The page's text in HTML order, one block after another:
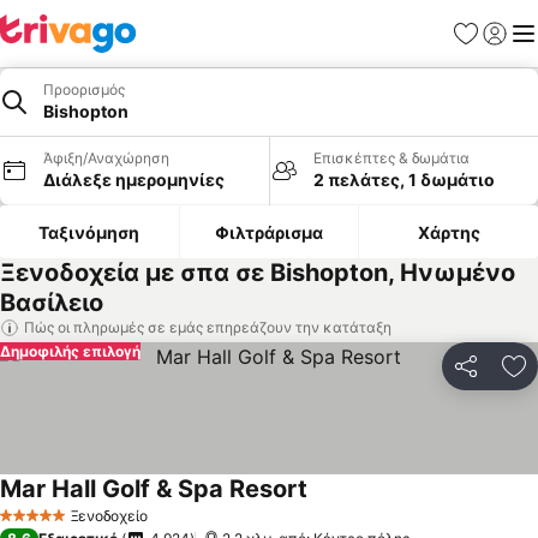
Προορισμός
Bishopton
Άφιξη/Αναχώρηση
Διάλεξε ημερομηνίες
Επισκέπτες & δωμάτια
2 πελάτες, 1 δωμάτιο
Ταξινόμηση Φιλτράρισμα Χάρτης
Ξενοδοχεία με σπα σε Bishopton, Ηνωμένο
Βασίλειο
Πώς οι πληρωμές σε εμάς επηρεάζουν την κατάταξη
Δημοφιλής επιλογή
5 Αστέρια Ξενοδοχείο
Mar Hall Golf & Spa Resort